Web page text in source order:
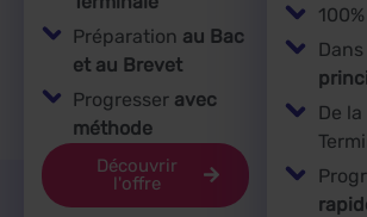
Préparation au Bac
et au Brevet
Progresser avec
méthode
Découvrir
l'offre
100%
Dans
De